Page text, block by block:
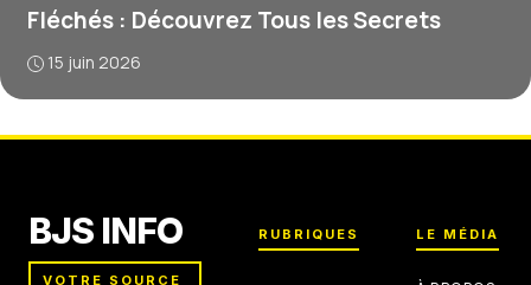
Fléchés : Découvrez Tous les Secrets
15 juin 2026
BJS INFO
VOTRE SOURCE
RUBRIQUES LE MÉDIA